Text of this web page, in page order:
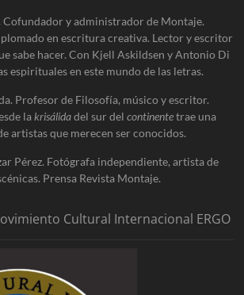
Cofundador y administrador de Montaje.
en escritura creativa. Lector y escritor
sabe hacer. Con Kjell Askildsen y Antonio Di
espirituales en este mundo de las letras.
Profesor de Filosofía, músico y escritor.
lakrisálidadel sur delcontinentetrae una
artistas que merecen ser conocidos.
Pérez. Fotógrafa independiente, artista de
Prensa Revista Montaje.
Cultural Internacional ERGO